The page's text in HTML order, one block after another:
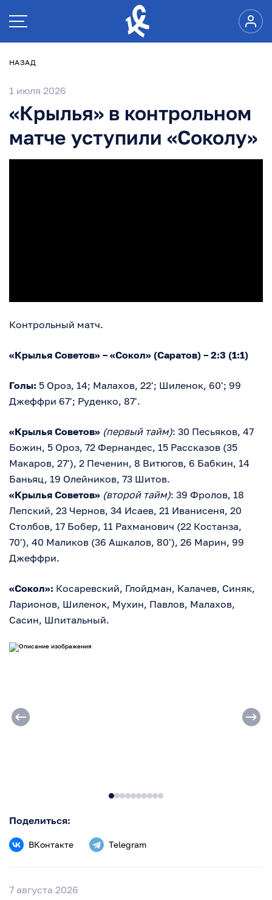
НАЗАД
1 июля 2026
«Крылья» в контрольном
матче уступили «Соколу»
Контрольный матч.
«Крылья Советов» – «Сокол» (Саратов) – 2:3 (1:1)
Голы: 5 Ороз, 14; Малахов, 22'; Шиленок, 60'; 99
Джеффри 67'; Руденко, 87'.
«Крылья Советов» (первый тайм): 30 Песьяков, 47
Божин, 5 Ороз, 72 Фернандес, 15 Рассказов (35
Макаров, 27'), 2 Печенин, 8 Витюгов, 6 Бабкин, 14
Баньяц, 19 Олейников, 73 Шитов.
«Крылья Советов» (второй тайм): 39 Фролов, 18
Лепский, 23 Чернов, 34 Исаев, 21 Иванисеня, 20
Столбов, 17 Бобер, 11 Рахманович (22 Костанза,
70'), 40 Маликов (36 Ашкалов, 80'), 26 Марин, 99
Джеффри.
«Сокол»: Косаревский, Глойдман, Калачев, Синяк,
Ларионов, Шиленок, Мухин, Павлов, Малахов,
Сасин, Шпитальный.
Поделиться:
ВКонтакте Telegram
7 августа 2026